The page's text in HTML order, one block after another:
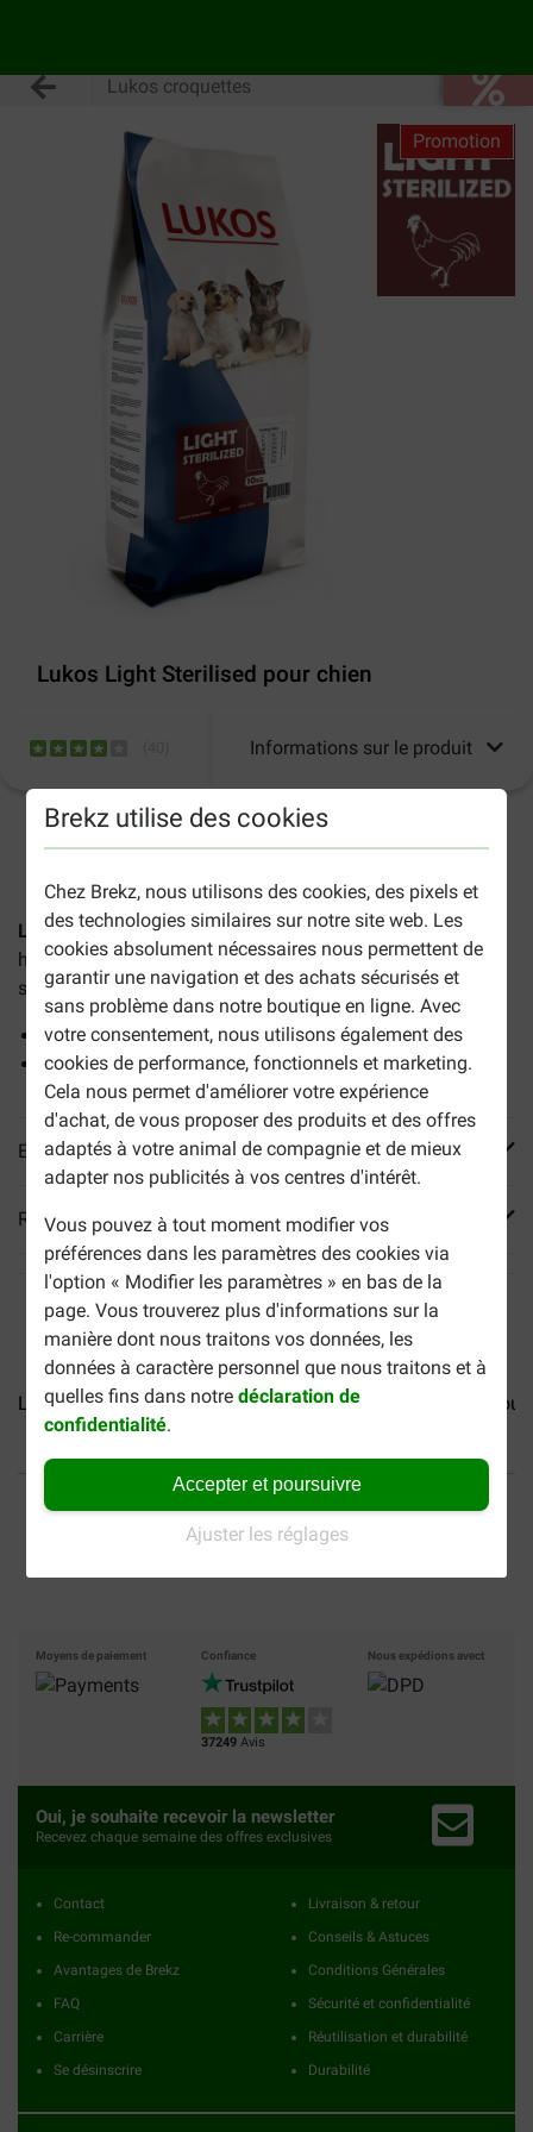
Brekz utilise des cookies
Chez Brekz, nous utilisons des cookies, des pixels et
des technologies similaires sur notre site web. Les
cookies absolument nécessaires nous permettent de
garantir une navigation et des achats sécurisés et
sans problème dans notre boutique en ligne. Avec
votre consentement, nous utilisons également des
cookies de performance, fonctionnels et marketing.
Cela nous permet d'améliorer votre expérience
d'achat, de vous proposer des produits et des offres
adaptés à votre animal de compagnie et de mieux
adapter nos publicités à vos centres d'intérêt.
Vous pouvez à tout moment modifier vos
préférences dans les paramètres des cookies via
l'option « Modifier les paramètres » en bas de la
page. Vous trouverez plus d'informations sur la
manière dont nous traitons vos données, les
données à caractère personnel que nous traitons et à
quelles fins dans notredéclaration de
confidentialité.
Accepter et poursuivre
Ajuster les réglages
Lukos croquettes
Promotion
Lukos Light Sterilised pour chien
Informations sur le produit
Lukos Light Sterilised pour chien sont des croquettes de
haute qualité qui conviennent aux chiens adultes en
surpoids.
Croquettes en faible teneur en graisse
Riches en protéines et en fibres
En savoir plus
Reviews
Lukos Adult Large pour chien Lukos Adult Mini/Small
40% moins cher
Frais de port offerts dès
69 €
Paiement sécurisé
Moyens de paiement Confiance
37249 Avis
Nous expédions avect
Oui, je souhaite recevoir la newsletter
Recevez chaque semaine des offres exclusives
Contact
Re-commander
Avantages de Brekz
FAQ
Carrière
Se désinscrire
Livraison & retour
Conseils & Astuces
Conditions Générales
Sécurité et confidentialité
Réutilisation et durabilité
Durabilité